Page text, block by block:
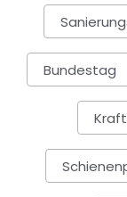
Bundestag